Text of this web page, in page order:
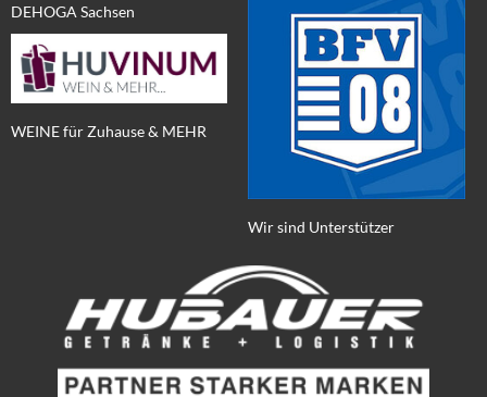
DEHOGA Sachsen
WEINE für Zuhause & MEHR
Wir sind Unterstützer